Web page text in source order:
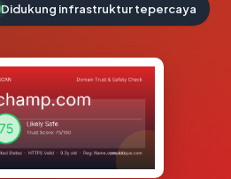
Didukung infrastruktur tepercaya